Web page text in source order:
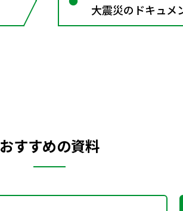
大震災のドキュメ
おすすめの資料